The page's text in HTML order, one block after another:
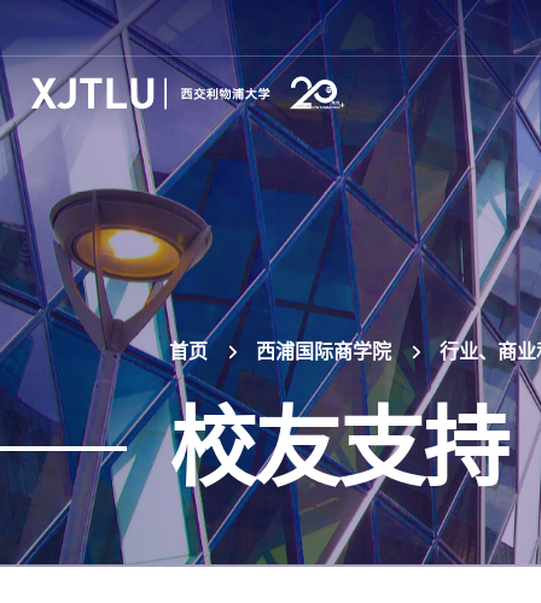
首页 西浦国际商学院 行业、商业
校友支持